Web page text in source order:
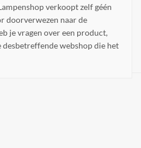
verkoopt zelf géén
doorverwezen naar de
je vragen over een product,
desbetreffende webshop die het